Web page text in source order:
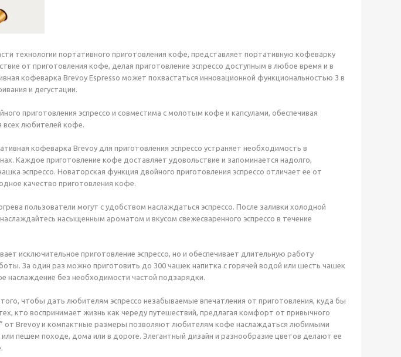
технологии портативного приготовления кофе, представляет портативную кофеварку
от приготовления кофе, делая приготовление эспрессо доступным в любое время и в
кофеварка Brevoy Espresso может похвастаться инновационной функциональностью 3 в
и дегустации.
приготовления эспрессо и совместима с молотым кофе и капсулами, обеспечивая
любителей кофе.
кофеварка Brevoy для приготовления эспрессо устраняет необходимость в
Каждое приготовление кофе доставляет удовольствие и запоминается надолго,
эспрессо. Новаторская функция двойного приготовления эспрессо отличает ее от
качество приготовления кофе.
пользователи могут с удобством наслаждаться эспрессо. После заливки холодной
насыщенным ароматом и вкусом свежесваренного эспрессо в течение
исключительное приготовление эспрессо, но и обеспечивает длительную работу
За один раз можно приготовить до 300 чашек напитка с горячей водой или шесть чашек
наслаждение без необходимости частой подзарядки.
чтобы дать любителям эспрессо незабываемые впечатления от приготовления, куда бы
кто воспринимает жизнь как череду путешествий, предлагая комфорт от привычного
от Brevoy и компактные размеры позволяют любителям кофе наслаждаться любимыми
или пешем походе, дома или в дороге. Элегантный дизайн и разнообразие цветов делают ее